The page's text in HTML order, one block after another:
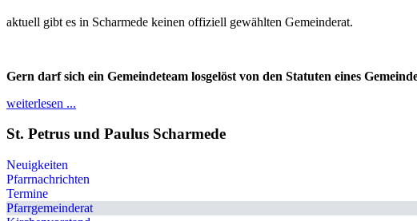
aktuell gibt es in Scharmede keinen offiziell gewählten Gemeinderat.
Gern darf sich ein Gemeindeteam losgelöst von den Statuten eines
weiterlesen ...
St. Petrus und Paulus Scharmede
Neuigkeiten
Pfarrnachrichten
Termine
Pfarrgemeinderat